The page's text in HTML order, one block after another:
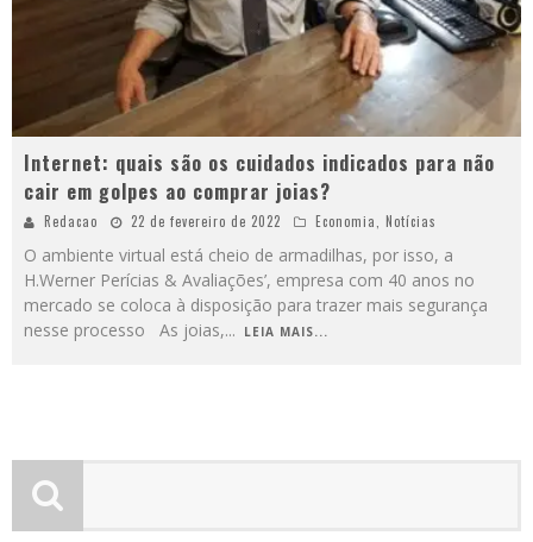
Internet: quais são os cuidados indicados para não
cair em golpes ao comprar joias?
Redacao 22 de fevereiro de 2022 Economia, Notícias
O ambiente virtual está cheio de armadilhas, por isso, a
H.Werner Perícias & Avaliações’, empresa com 40 anos no
mercado se coloca à disposição para trazer mais segurança
nesse processo As joias,... LEIA MAIS...